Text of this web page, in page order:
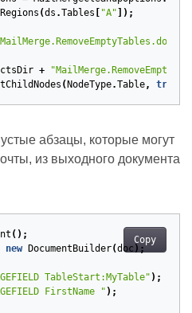
(ds .Tables "A" ]);
+
( NodeType.Table, true
абзацы, которые могут
из выходного документа
Copy
();
new DocumentBuilder(doc );
TableStart:MyTable" );
FirstName " );